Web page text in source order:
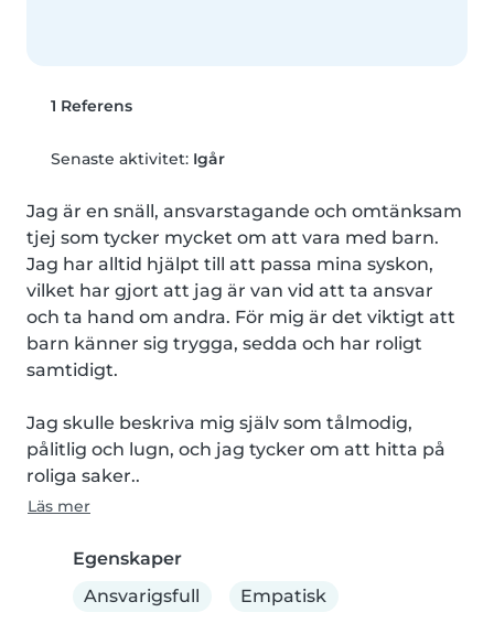
1 Referens
Senaste aktivitet: Igår
Jag är en snäll, ansvarstagande och omtänksam
tjej som tycker mycket om att vara med barn.
Jag har alltid hjälpt till att passa mina syskon,
vilket har gjort att jag är van vid att ta ansvar
och ta hand om andra. För mig är det viktigt att
barn känner sig trygga, sedda och har roligt
samtidigt.
Jag skulle beskriva mig själv som tålmodig,
pålitlig och lugn, och jag tycker om att hitta på
roliga saker..
Läs mer
Egenskaper
Ansvarigsfull
Empatisk